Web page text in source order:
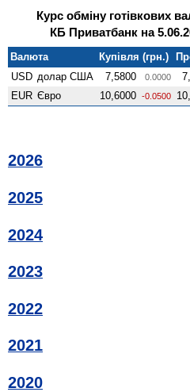
Курс обміну готівкових
КБ Приватбанк на
Валюта Купівля (грн.)
USD долар США 7,5800 0.0000
EUR Євро 10,6000 -0.0500
2026
2025
2024
2023
2022
2021
2020